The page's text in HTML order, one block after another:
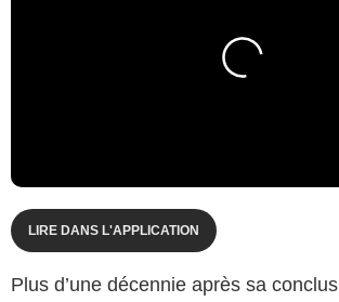
LIRE DANS L'APPLICATION
Plus d’une décennie après sa